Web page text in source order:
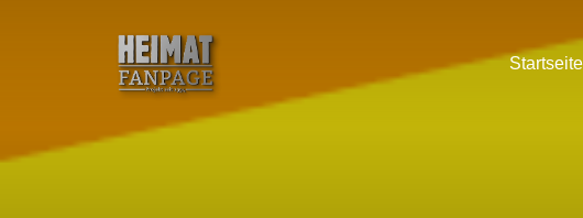
Startseite